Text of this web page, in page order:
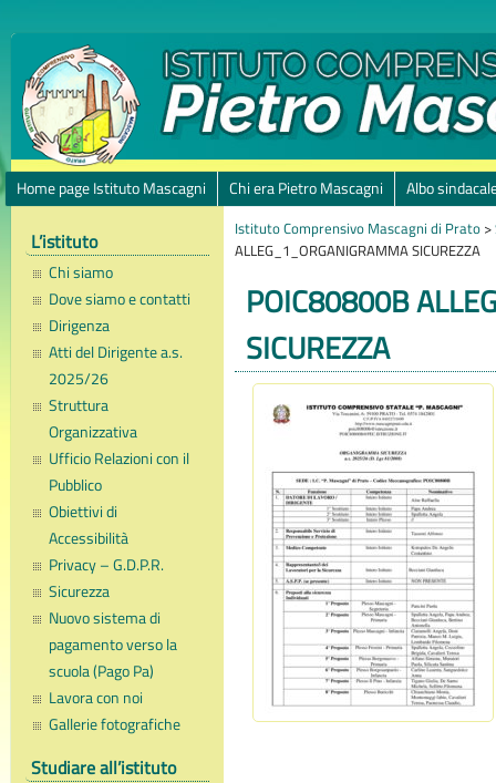
Home page Istituto Mascagni Chi era Pietro Mascagni Albo
L’istituto
Chi siamo
Dove siamo e contatti
Dirigenza
Atti del Dirigente a.s.
2025/26
Struttura
Organizzativa
Ufficio Relazioni con il
Pubblico
Obiettivi di
Accessibilità
Privacy – G.D.P.R.
Sicurezza
Nuovo sistema di
pagamento verso la
scuola (Pago Pa)
Lavora con noi
Gallerie fotografiche
Studiare all’istituto
Istituto Comprensivo Mascagni di Prato>
ALLEG_1_ORGANIGRAMMA SICUREZZA
POIC80800B
SICUREZZA